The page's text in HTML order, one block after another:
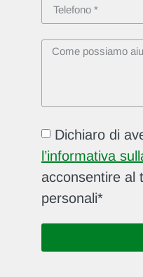
Dichiaro di
l’informativa
acconsentire al
personali*